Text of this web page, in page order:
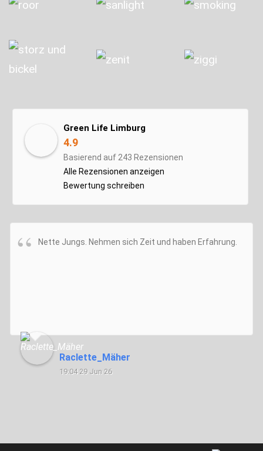
Green Life Limburg
4.9
Basierend auf 243 Rezensionen
Alle Rezensionen anzeigen
Bewertung schreiben
Nette Jungs. Nehmen sich Zeit und haben Erfahrung.
Raclette_Mäher
19:04 29 Jun 26